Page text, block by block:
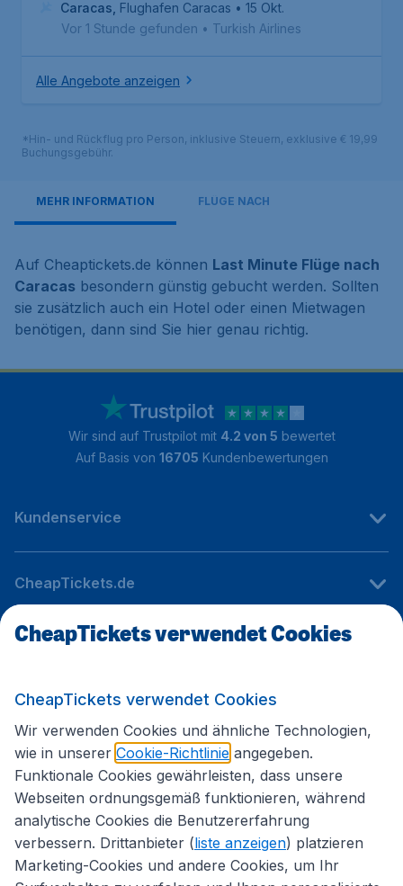
Caracas Flughafen Caracas • 15 Okt.
Vor 1 Stunde gefunden • Turkish Airlines
Alle Angebote anzeigen
*Hin- und Rückflug pro Person, inklusive Steuern, exklusive € 19,99
Buchungsgebühr.
MEHR INFORMATION FLÜGE NACH
Auf Cheaptickets.de können Last Minute Flüge nach
Caracas besondern günstig gebucht werden. Sollten
sie zusätzlich auch ein Hotel oder einen Mietwagen
benötigen, dann sind Sie hier genau richtig.
Wir sind auf Trustpilot mit 4.2 von 5 bewertet
Auf Basis von 16705 Kundenbewertungen
Kundenservice
CheapTickets.de
Internationale Webseiten
Folgen Sie uns:
CheapTickets verwendet Cookies
CheapTickets verwendet Cookies
Wir verwenden Cookies und ähnliche Technologien,
wie in unserer Cookie-Richtlinie angegeben.
Funktionale Cookies gewährleisten, dass unsere
Webseiten ordnungsgemäß funktionieren, während
analytische Cookies die Benutzererfahrung
verbessern. Drittanbieter (liste anzeigen) platzieren
Marketing-Cookies und andere Cookies, um Ihr